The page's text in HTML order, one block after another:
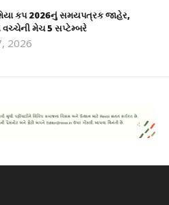
કપ 2026નું સમયપત્રક જાહેર,
વચ્ચેની મેચ 5 સપ્ટેમ્બરે
2026